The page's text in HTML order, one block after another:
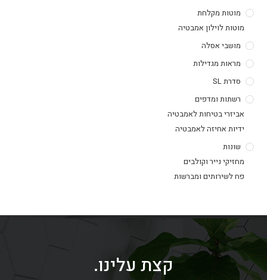
מוטות מקלחת
מוטות לוילון אמבטיה
מושבי אסלה
מראות מגדילות
סדרת SL
רשתות ומדפים
אביזרי בטיחות לאמבטיה
ידיות אחיזה לאמבטיה
שונות
מחזיקי נייר וקולבים
פח לשירותים ומברשות
קצת עלינו.